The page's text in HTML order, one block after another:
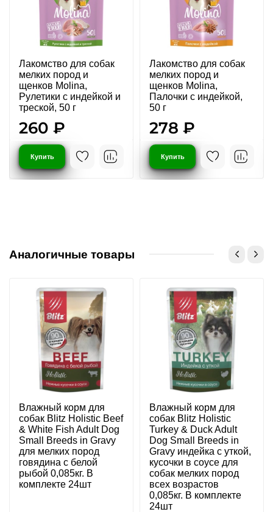
Лакомство для собак
мелких пород и
щенков Molina,
Рулетики с индейкой и
треской, 50 г
260 ₽
Купить
Лакомство для собак
мелких пород и
щенков Molina,
Палочки с индейкой,
50 г
278 ₽
Купить
Аналогичные товары
Влажный корм для
собак Blitz Holistic Beef
& White Fish Adult Dog
Small Breeds in Gravy
для мелких пород
говядина с белой
рыбой 0,085кг. В
комплекте 24шт
Влажный корм для
собак Blitz Holistic
Turkey & Duck Adult
Dog Small Breeds in
Gravy индейка с уткой,
кусочки в соусе для
собак мелких пород
всех возрастов
0,085кг. В комплекте
24шт